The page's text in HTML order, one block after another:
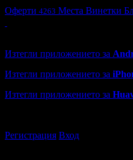
Оферти 4263 Места Винетки
Изтегли приложението за
Изтегли приложението за
Изтегли приложението за
Регистрация Вход